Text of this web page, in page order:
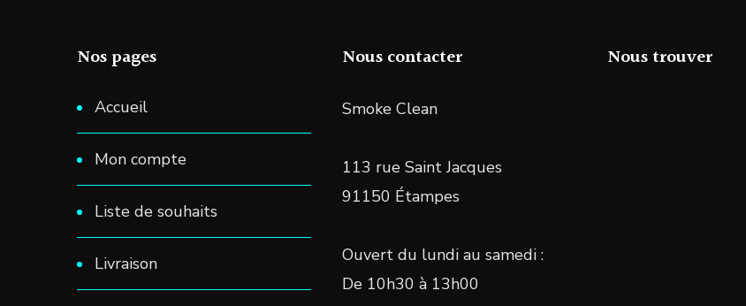
Nos pages
Accueil
Mon compte
Liste de souhaits
Livraison
Nous contacter
Smoke Clean
113 rue Saint Jacques
91150 Étampes
Ouvert du lundi au samedi :
De 10h30 à 13h00
Nous trouver